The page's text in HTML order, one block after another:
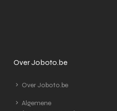
Over Joboto.be
Over Joboto.be
Algemene